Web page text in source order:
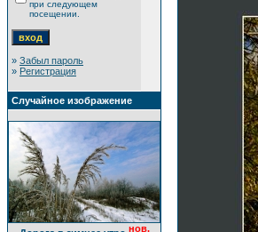
при следующем
посещении.
» Забыл пароль
» Регистрация
Случайное изображение
нов.